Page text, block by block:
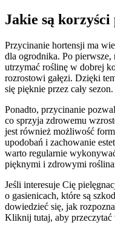
Jakie są
Przycinanie hortensji ma
dla ogrodnika. Po
utrzymać roślinę w dobrej
rozrostowi gałęzi. Dzięki
się pięknie przez cały sezon.
Ponadto, przycinanie
co sprzyja zdrowemu
jest również możliwość
upodobań i zachowanie
warto regularnie
pięknymi i zdrowymi
Jeśli interesuje Cię
o gasienicach, które są
dowiedzieć się, jak
Kliknij tutaj, aby przeczytać